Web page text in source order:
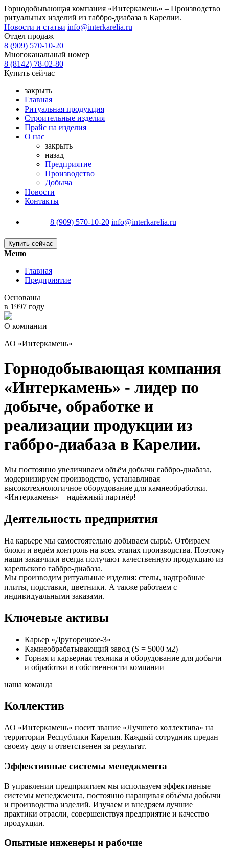
Горнодобывающая компания «Интеркамень» – Производство
ритуальных изделий из габбро-диабаза в Карелии.
Новости и статьи info@interkarelia.ru
Отдел продаж
8 (909) 570-10-20
Многоканальный номер
8 (8142) 78-02-80
Купить сейчас
закрыть
Главная
Ритуальная продукция
Строительные изделия
Прайс на изделия
О нас
закрыть
назад
Предприятие
Производство
Добыча
Новости
Контакты
8 (909) 570-10-20 info@interkarelia.ru
Купить сейчас
Меню
Главная
Предприятие
Основаны
в 1997 году
О компании
АО «Интеркамень»
Горнодобывающая компания
«Интеркамень» - лидер по
добыче, обработке и
реализации продукции из
габбро-диабаза в Карелии.
Мы постоянно увеличиваем объём добычи габбро-диабаза,
модернизируем производство, устанавливая
высокотехнологичное оборудование для камнеобработки.
«Интеркамень» – надёжный партнёр!
Деятельность предприятия
На карьере мы самостоятельно добываем сырьё. Отбираем
блоки и ведём контроль на всех этапах производства. Поэтому
наши заказчики всегда получают качественную продукцию из
карельского габбро-диабаза.
Мы производим ритуальные изделия: стелы, надгробные
плиты, подставки, цветники. А также работаем с
индивидуальными заказами.
Ключевые активы
Карьер «Другорецкое-3»
Камнеобрабатывающий завод (S = 5000 м2)
Горная и карьерная техника и оборудование для добычи
и обработки в собственности компании
наша команда
Коллектив
АО «Интеркамень» носит звание «Лучшего коллектива» на
территории Республики Карелия. Каждый сотрудник предан
своему делу и ответственен за результат.
Эффективные системы менеджмента
В управлении предприятием мы используем эффективные
системы менеджмента, постоянно наращивая объёмы добычи
и производства изделий. Изучаем и внедряем лучшие
практики отрасли, совершенствуя предприятие и качество
продукции.
Опытные инженеры и рабочие